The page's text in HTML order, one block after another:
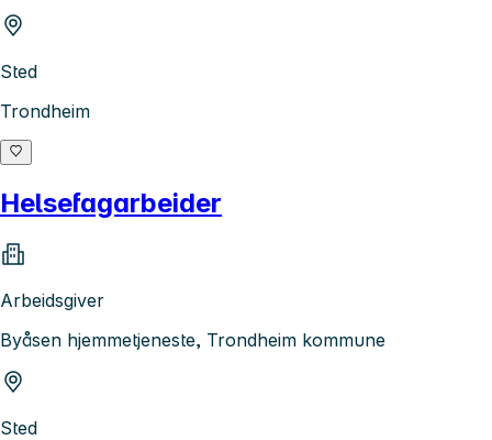
Sted
Trondheim
Helsefagarbeider
Arbeidsgiver
Byåsen hjemmetjeneste, Trondheim kommune
Sted